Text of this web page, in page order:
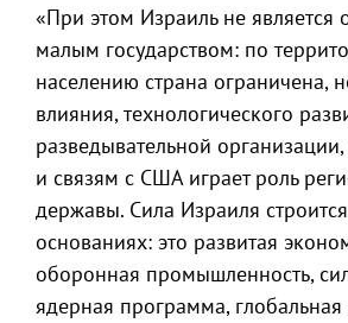
«При этом Израиль не
малым государством: по
населению страна ограничена,
влияния, технологического
разведывательной
и связям с США играет роль
державы. Сила Израиля
основаниях: это развитая
оборонная промышленность,
ядерная программа,